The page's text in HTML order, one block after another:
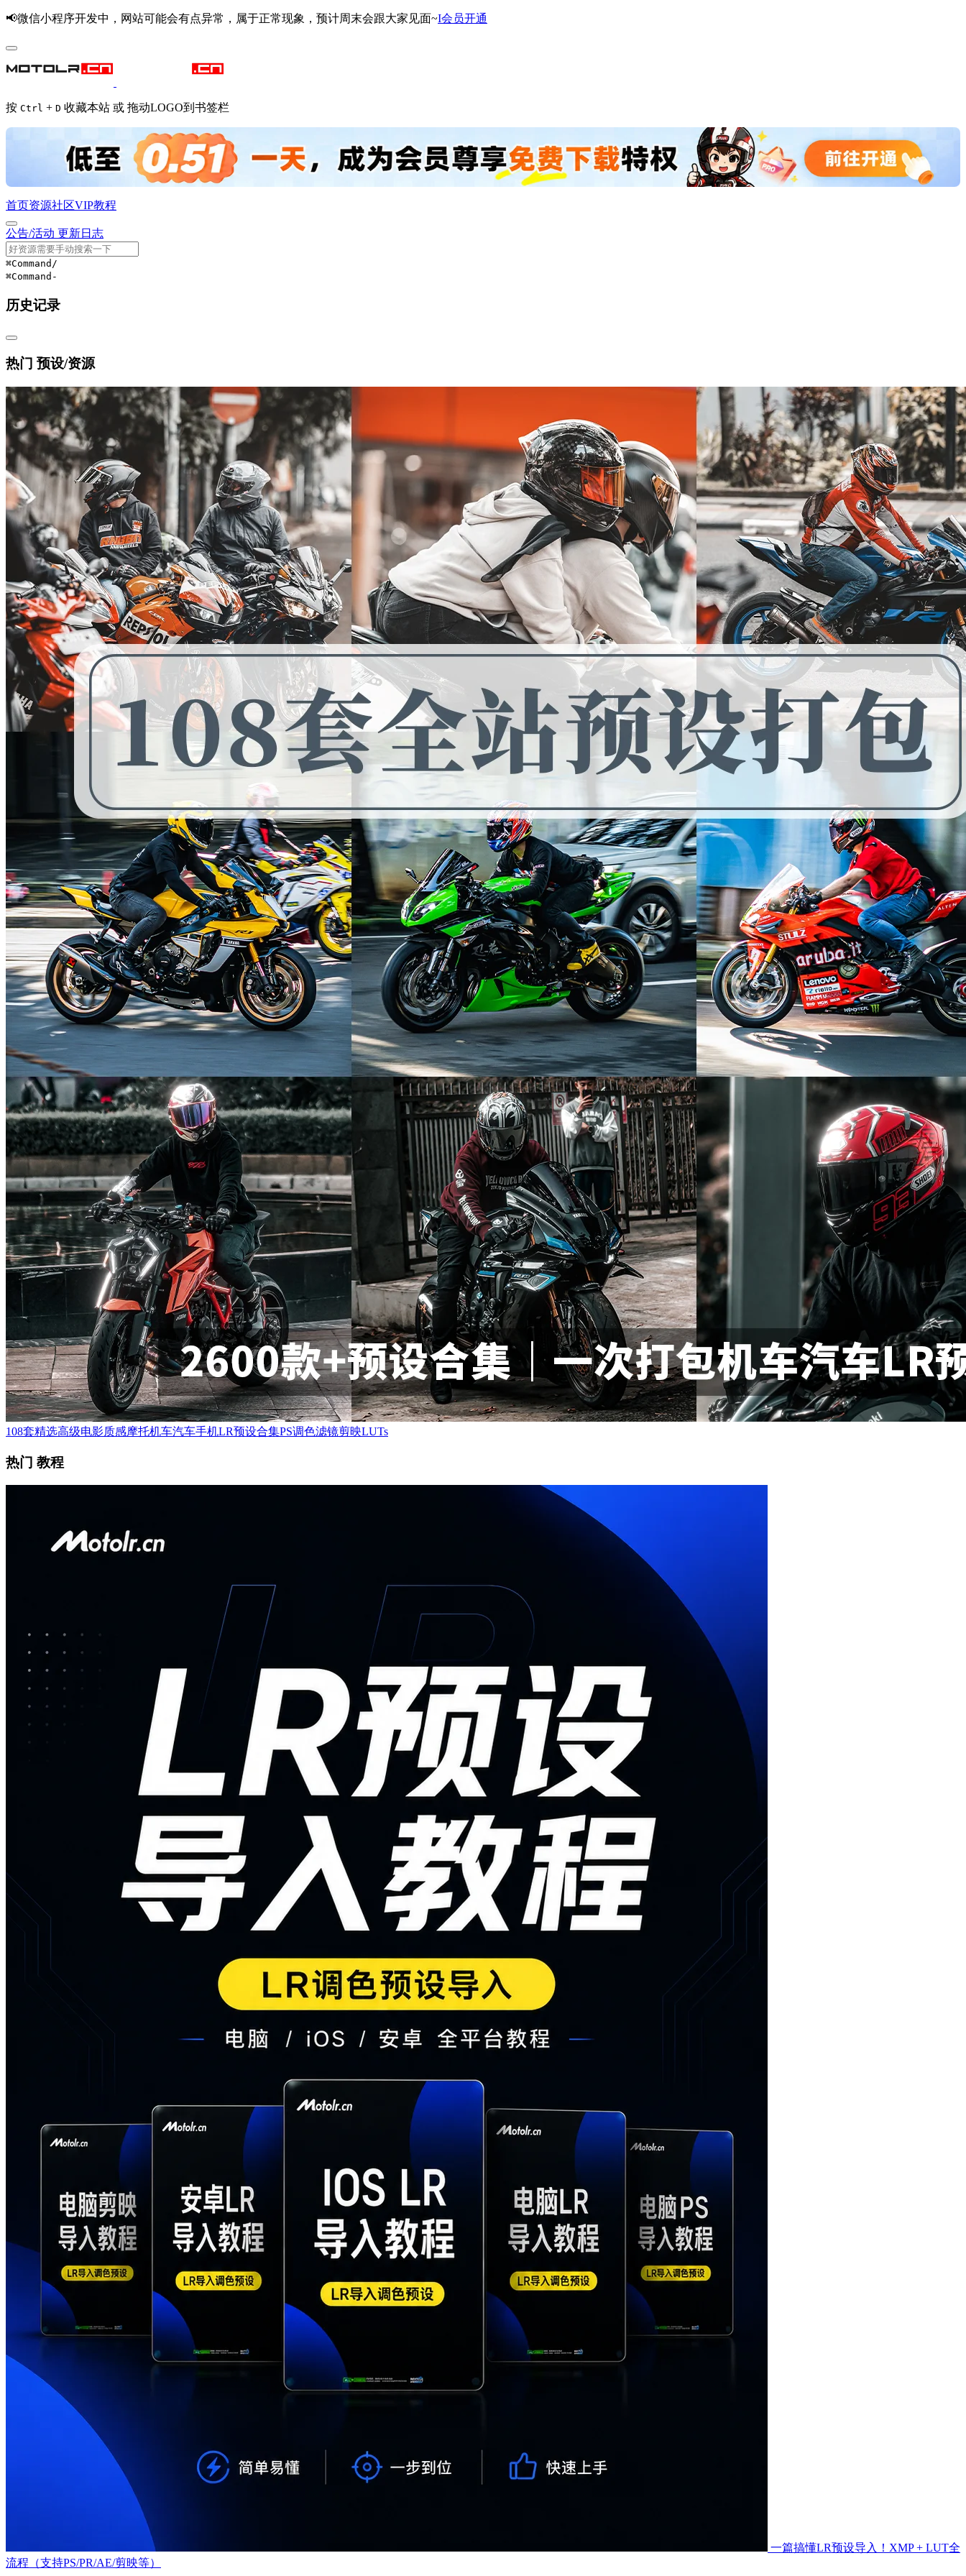
📢微信小程序开发中，网站可能会有点异常，属于正常现象，预计周末会跟大家见面~I会员开通
按 Ctrl + D 收藏本站 或 拖动LOGO到书签栏
首页资源社区VIP教程
公告/活动 更新日志
⌘Command /
⌘Command -
历史记录
热门 预设/资源
108套精选高级电影质感摩托机车汽车手机LR预设合集PS调色滤镜剪映LUTs
热门 教程
一篇搞懂LR预设导入！XMP + LUT全
流程（支持PS/PR/AE/剪映等）